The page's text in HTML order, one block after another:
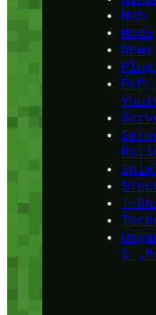
Mob
Mods
News
T-
&